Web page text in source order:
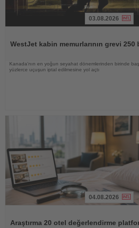
03.08.2026
WestJet kabin memurlarının grevi
Kanada'nın en yoğun seyahat dönemlerinden birinde
yüzlerce uçuşun iptal edilmesine yol açtı
04.08.2026
Araştırma 20 otel değerlendirme